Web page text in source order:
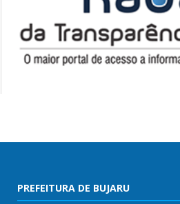
PREFEITURA DE BUJARU